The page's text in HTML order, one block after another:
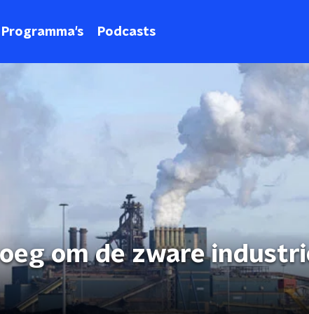
Programma's Podcasts
om de zware